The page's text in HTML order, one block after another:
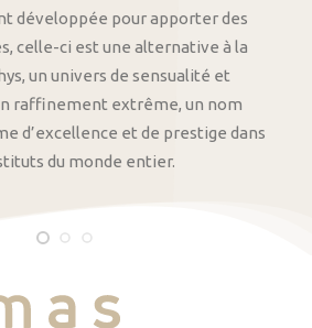
développée pour apporter des
celle-ci est une alternative à la
un univers de sensualité et
raffinement extrême, un nom
d’excellence et de prestige dans
du monde entier.